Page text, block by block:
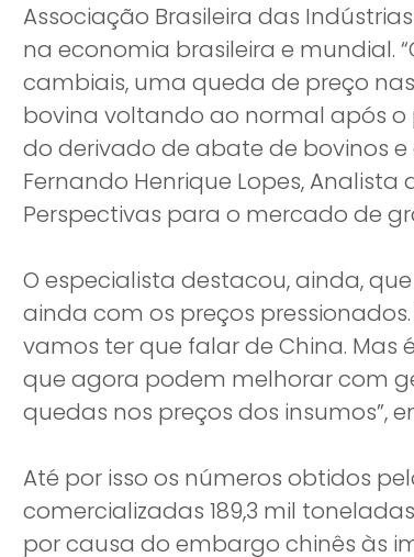
Associação Brasileira das
na economia brasileira e mundial.
cambiais, uma queda de preço
bovina voltando ao normal após o
do derivado de abate de bovinos e
Fernando Henrique Lopes,
Perspectivas para o mercado de
O especialista destacou, ainda,
ainda com os preços
vamos ter que falar de China.
que agora podem melhorar com
quedas nos preços dos insumos”,
Até por isso os números obtidos
comercializadas 189,3 mil
por causa do embargo chinês às